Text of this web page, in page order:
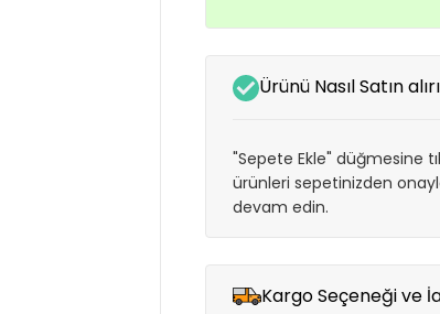
Ürünü Nasıl Satın
"Sepete Ekle" düğmesine
ürünleri sepetinizden
devam edin.
Kargo Seçeneği ve